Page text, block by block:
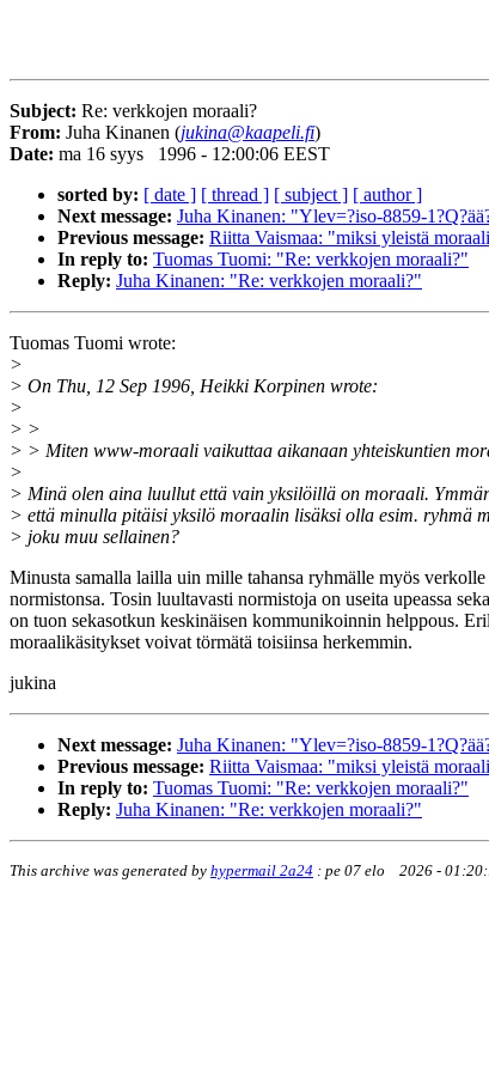
Subject: Re: verkkojen moraali?
From: Juha Kinanen (jukina@kaapeli.fi)
Date: ma 16 syys 1996 - 12:00:06 EEST
sorted by: [ date ] [ thread ] [ subject ] [ author ]
Next message: Juha Kinanen: "Ylev=?iso-8859-
Previous message: Riitta Vaismaa: "miksi yleistä
In reply to: Tuomas Tuomi: "Re: verkkojen moraali?"
Reply: Juha Kinanen: "Re: verkkojen moraali?"
Tuomas Tuomi wrote:
>
> On Thu, 12 Sep 1996, Heikki Korpinen wrote:
>
> >
> > Miten www-moraali vaikuttaa aikanaan yhteiskuntien
>
> Minä olen aina luullut että vain yksilöillä on moraali.
> että minulla pitäisi yksilö moraalin lisäksi olla esim. ryhmä
> joku muu sellainen?
Minusta samalla lailla uin mille tahansa ryhmälle myös
normistonsa. Tosin luultavasti normistoja on useita upeassa
on tuon sekasotkun keskinäisen kommunikoinnin helppous.
moraalikäsitykset voivat törmätä toisiinsa herkemmin.
jukina
Next message: Juha Kinanen: "Ylev=?iso-8859-
Previous message: Riitta Vaismaa: "miksi yleistä
In reply to: Tuomas Tuomi: "Re: verkkojen moraali?"
Reply: Juha Kinanen: "Re: verkkojen moraali?"
This archive was generated by hypermail 2a24 : pe 07 elo 2026 -